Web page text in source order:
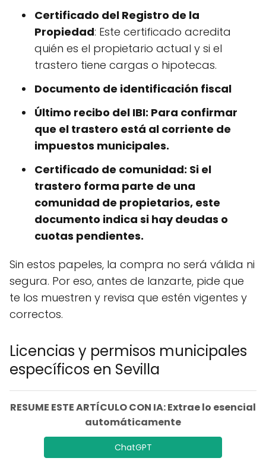
Certificado del Registro de la
Propiedad: Este certificado acredita
quién es el propietario actual y si el
trastero tiene cargas o hipotecas.
Documento de identificación fiscal
Último recibo del IBI: Para confirmar
que el trastero está al corriente de
impuestos municipales.
Certificado de comunidad: Si el
trastero forma parte de una
comunidad de propietarios, este
documento indica si hay deudas o
cuotas pendientes.
Sin estos papeles, la compra no será válida ni
segura. Por eso, antes de lanzarte, pide que
te los muestren y revisa que estén vigentes y
correctos.
Licencias y permisos municipales
específicos en Sevilla
RESUME ESTE ARTÍCULO CON IA: Extrae lo esencial
automáticamente
ChatGPT